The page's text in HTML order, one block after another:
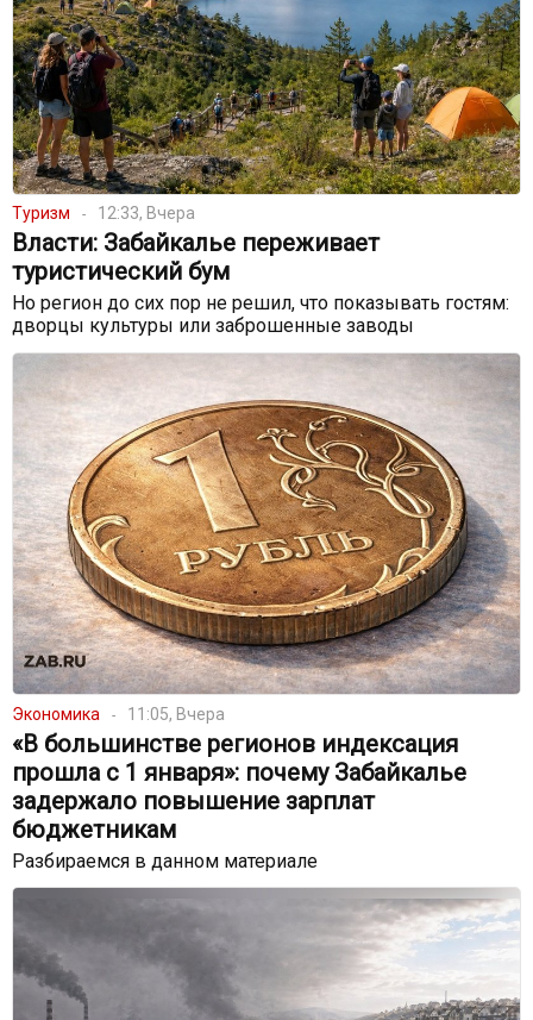
Туризм 12:33, Вчера
Власти: Забайкалье переживает
туристический бум
Но регион до сих пор не решил, что показывать гостям:
дворцы культуры или заброшенные заводы
Экономика 11:05, Вчера
«В большинстве регионов индексация
прошла с 1 января»: почему Забайкалье
задержало повышение зарплат
бюджетникам
Разбираемся в данном материале